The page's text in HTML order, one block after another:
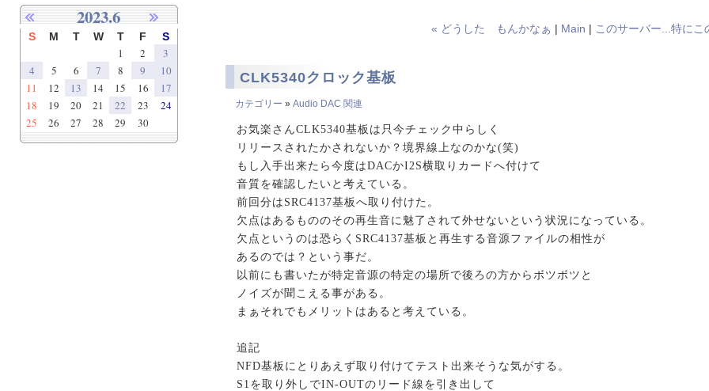
« どうした もんかなぁ | Main | このサーバー...特にこ
CLK5340クロック基板
カテゴリー » Audio DAC 関連
お気楽さんCLK5340基板は只今チェック中らしく
リリースされたかされないか？境界線上なのかな(笑)
もし入手出来たら今度はDACかI2S横取りカードへ付けて
音質を確認したいと考えている。
前回分はSRC4137基板へ取り付けた。
欠点はあるもののその再生音に魅了されて外せないという状況になっている。
欠点というのは恐らくSRC4137基板と再生する音源ファイルの相性が
あるのでは？という事だ。
以前にも書いたが特定音源の特定の場所で後ろの方からボツボツと
ノイズが聞こえる事がある。
まぁそれでもメリットはあると考えている。
追記
NFD基板にとりあえず取り付けてテスト出来そうな気がする。
S1を取り外しでIN-OUTのリード線を引き出して
2023.6
S M T W T F S
1 2
3
4
5 6 7 8 9
10
11
12 13 14 15 16
17
18
19 20 21 22 23
24
25
26 27 28 29 30